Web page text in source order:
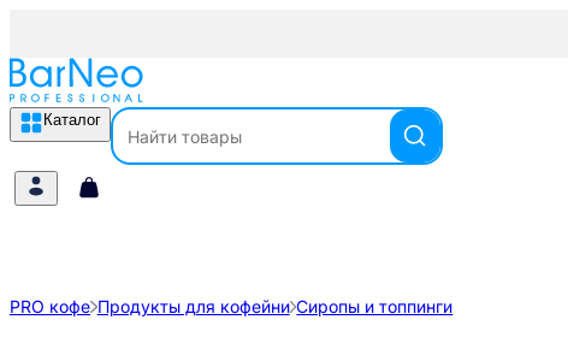
Каталог
PRO кофе Продукты для кофейни Сиропы и топпинги